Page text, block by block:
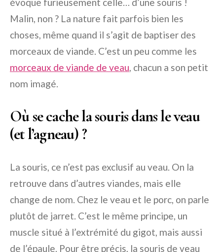
Malin, non ? La nature fait parfois bien les
choses, même quand il s’agit de baptiser des
morceaux de viande. C’est un peu comme les
morceaux de viande de veau , chacun a son petit
nom imagé.
Où se cache la souris dans le veau
(et l’agneau) ?
La souris, ce n’est pas exclusif au veau. On la
retrouve dans d’autres viandes, mais elle
change de nom. Chez le veau et le porc, on parle
plutôt de jarret. C’est le même principe, un
muscle situé à l’extrémité du gigot, mais aussi
de l’épaule. Pour être précis, la souris de veau